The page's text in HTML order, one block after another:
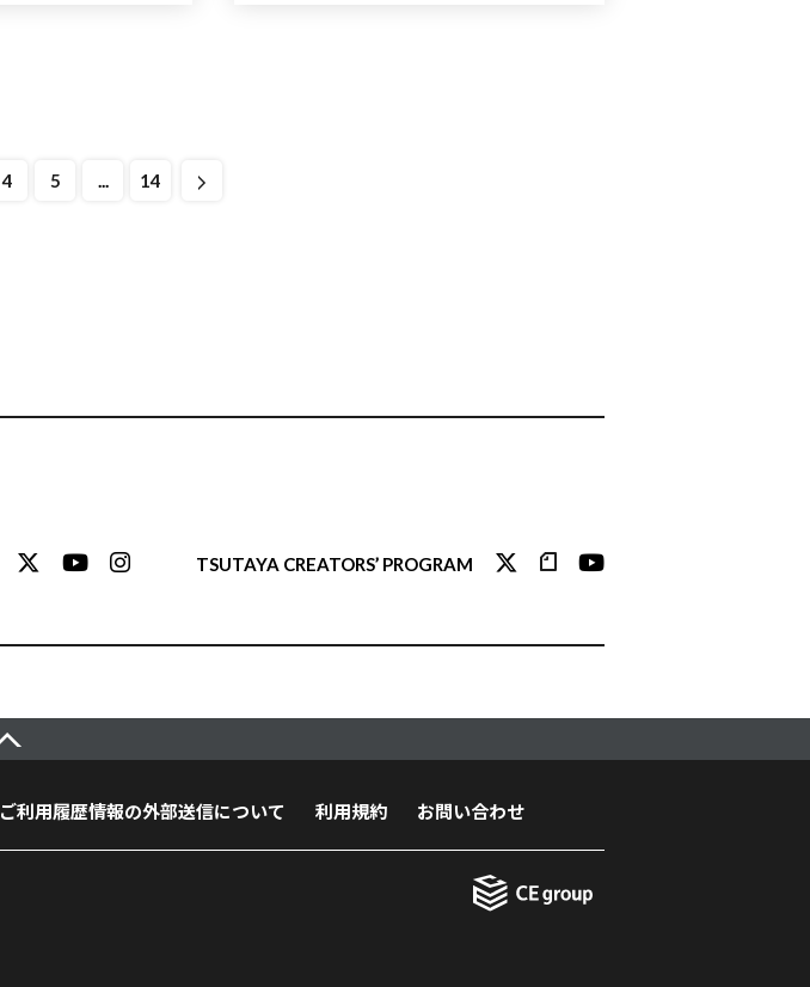
4 5 ... 14
TSUTAYA CREATORS’ PROGRAM
ご利用履歴情報の外部送信について 利用規約 お問い合わせ